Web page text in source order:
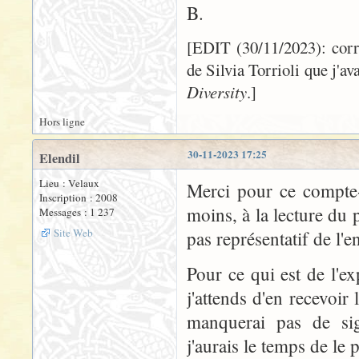
B.
[EDIT (30/11/2023):
de Silvia Torrioli que
Diversity.]
Hors ligne
30-11-2023 17:25
Elendil
Lieu : Velaux
Inscription : 2008
Messages : 1 237
Site Web
Merci pour ce
moins, à la lecture du
pas représentatif de
Pour ce qui est de
j'attends d'en recevoir
manquerai pas de
j'aurais le temps de le